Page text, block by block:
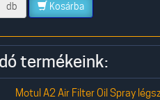
db Kosárba
termékeink:
Motul A2 Air Filter Oil Spray